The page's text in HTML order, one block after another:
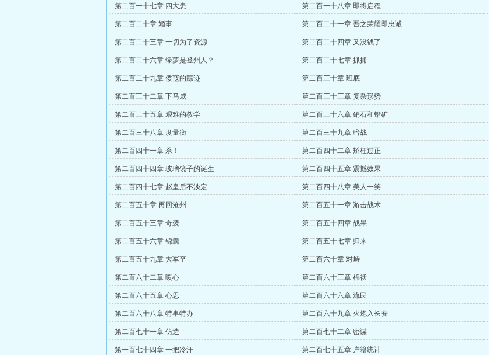
第二百一十七章 四大患 第二百一十八章 即将启程
第二百二十章 婚事 第二百二十一章 吾之荣耀即忠诚
第二百二十三章 一切为了资源 第二百二十四章 又没钱了
第二百二十六章 绿萝是登州人？ 第二百二十七章 抓捕
第二百二十九章 倭寇的踪迹 第二百三十章 班底
第二百三十二章 下马威 第二百三十三章 复杂形势
第二百三十五章 艰难的教学 第二百三十六章 硝石和铅矿
第二百三十八章 度量衡 第二百三十九章 暗战
第二百四十一章 杀！ 第二百四十二章 矫枉过正
第二百四十四章 玻璃镜子的诞生 第二百四十五章 震撼效果
第二百四十七章 赵皇后不淡定 第二百四十八章 美人一笑
第二百五十章 再回沧州 第二百五十一章 游击战术
第二百五十三章 奇袭 第二百五十四章 战果
第二百五十六章 锦囊 第二百五十七章 归来
第二百五十九章 大军至 第二百六十章 对峙
第二百六十二章 暖心 第二百六十三章 棉袄
第二百六十五章 心思 第二百六十六章 流民
第二百六十八章 特事特办 第二百六十九章 火炮入长安
第二百七十一章 仿造 第二百七十二章 密谋
第一百七十四章 一把冷汗 第二百七十五章 户籍统计